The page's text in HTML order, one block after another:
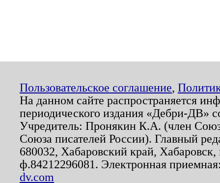
Пользовательское соглашение,
На данном сайте распространяется
периодического издания «Дебри-ДВ»
Учредитель: Пронякин К.А. (член
Союза писателей России). Главный
680032, Хабаровский край,
ф.84212296081. Электронная
dv.com